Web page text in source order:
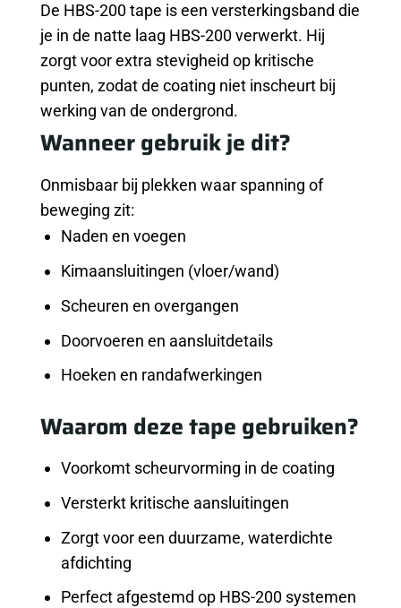
De HBS-200 tape is een versterkingsband die
je in de natte laag HBS-200 verwerkt. Hij
zorgt voor extra stevigheid op kritische
punten, zodat de coating niet inscheurt bij
werking van de ondergrond.
Wanneer gebruik je dit?
Onmisbaar bij plekken waar spanning of
beweging zit:
Naden en voegen
Kimaansluitingen (vloer/wand)
Scheuren en overgangen
Doorvoeren en aansluitdetails
Hoeken en randafwerkingen
Waarom deze tape gebruiken?
Voorkomt scheurvorming in de coating
Versterkt kritische aansluitingen
Zorgt voor een duurzame, waterdichte
afdichting
Perfect afgestemd op HBS-200 systemen